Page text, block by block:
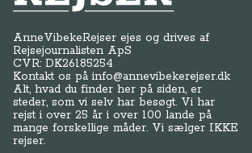
AnneVibekeRejser ejes og drives af
Rejsejournalisten ApS
CVR: DK26185254
Kontakt os påinfo@annevibekerejser.dk
Alt, hvad du finder her på siden, er
steder, som vi selv har besøgt. Vi har
rejst i over 25 år i over 100 lande på
mange forskellige måder. Vi sælger IKKE
rejser.